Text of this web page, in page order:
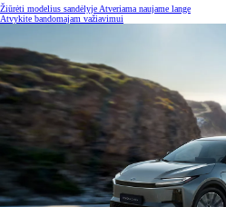
Žiūrėti modelius sandėlyje Atveriama naujame lange
Atvykite bandomajam važiavimui